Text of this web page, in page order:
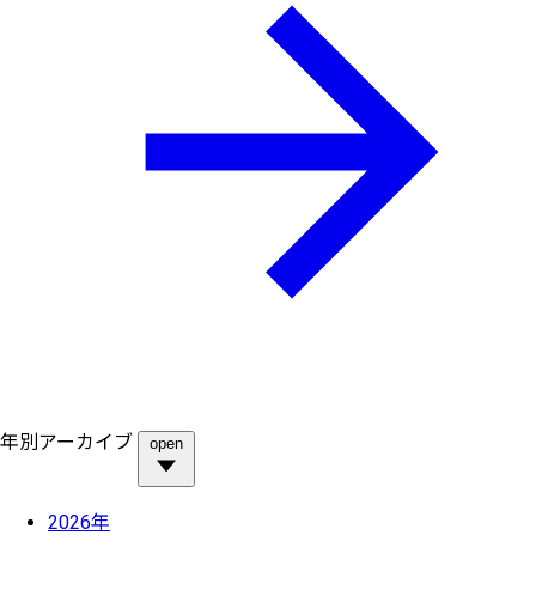
年別アーカイブ open
2026年